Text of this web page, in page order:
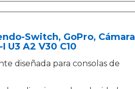
Switch, GoPro, Cámara
U3 A2 V30 C10
diseñada para consolas de